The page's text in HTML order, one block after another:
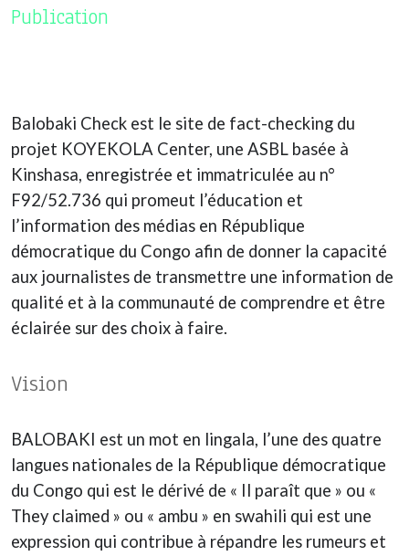
Publication
Balobaki Check est le site de fact-checking du
projet KOYEKOLA Center, une ASBL basée à
Kinshasa, enregistrée et immatriculée au n°
F92/52.736 qui promeut l’éducation et
l’information des médias en République
démocratique du Congo afin de donner la capacité
aux journalistes de transmettre une information de
qualité et à la communauté de comprendre et être
éclairée sur des choix à faire.
Vision
BALOBAKI est un mot en lingala, l’une des quatre
langues nationales de la République démocratique
du Congo qui est le dérivé de « Il paraît que » ou «
They claimed » ou « ambu » en swahili qui est une
expression qui contribue à répandre les rumeurs et